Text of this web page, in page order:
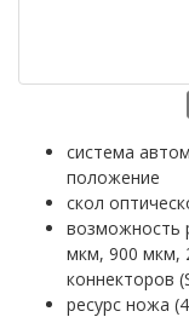
система
положение
скол
возможность
мкм, 900 мкм,
коннекторов
ресурс ножа